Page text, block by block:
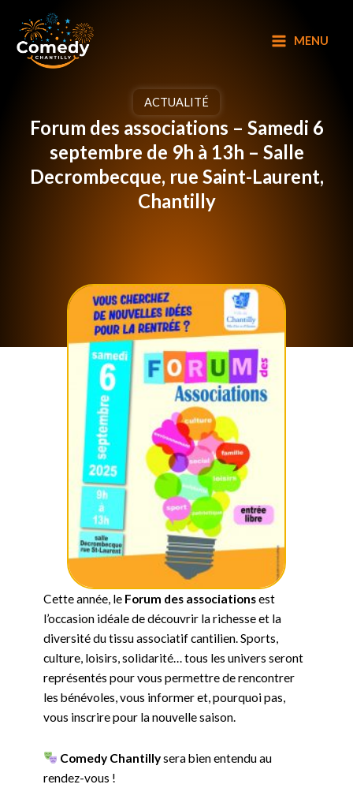
contenu
MENU
ACTUALITÉ
Forum des associations – Samedi 6
septembre de 9h à 13h – Salle
Decrombecque, rue Saint-Laurent,
Chantilly
Cette année, le Forum des associationsest
l’occasion idéale de découvrir la richesse et la
diversité du tissu associatif cantilien. Sports,
culture, loisirs, solidarité… tous les univers seront
représentés pour vous permettre de rencontrer
les bénévoles, vous informer et, pourquoi pas,
vous inscrire pour la nouvelle saison.
Comedy Chantillysera bien entendu au
rendez-vous !